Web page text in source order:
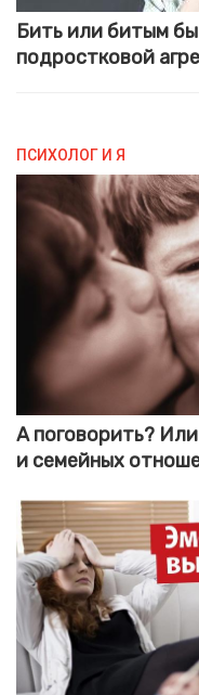
Бить или битым
подростковой
ПСИХОЛОГ И Я
А поговорить?
и семейных